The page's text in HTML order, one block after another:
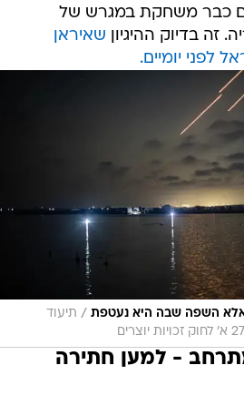
כבר משחקת במגרש של
זה בדיוק ההיגיון שאיראן
לפני יומיים.
השפה שבה היא נעטפת / תיעוד
- למען חתירה